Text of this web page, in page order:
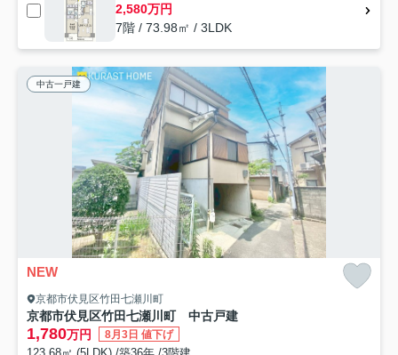
2,580万円
7階 / 73.98㎡ / 3LDK
中古一戸建
NEW
京都市伏見区竹田七瀬川町
京都市伏見区竹田七瀬川町 中古戸建
1,780万円 8月3日 値下げ